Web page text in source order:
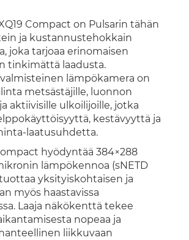
Compact on Pulsarin tähän
ja kustannustehokkain
joka tarjoaa erinomaisen
tinkimättä laadusta.
lämpökamera on
metsästäjille, luonnon
aktiivisille ulkoilijoille, jotka
kestävyyttä ja
laatusuhdetta.
hyödyntää 384×288
lämpökennoa (sNETD
tuottaa yksityiskohtaisen ja
myös haastavissa
Laaja näkökenttä tekee
nopeaa ja
liikkuvaan